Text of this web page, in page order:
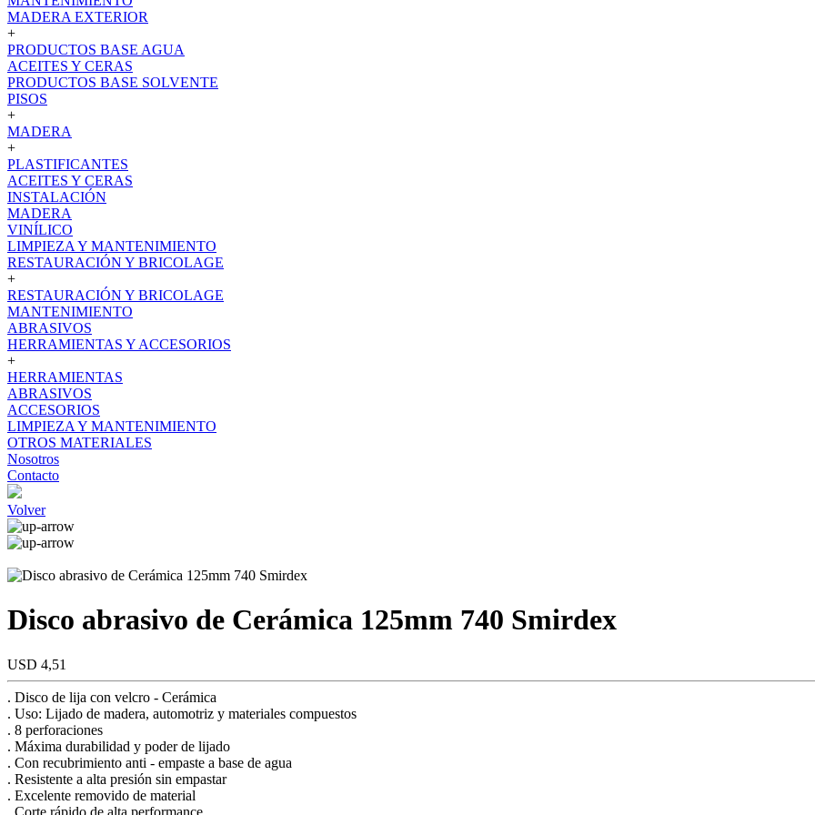
MADERA EXTERIOR
+
PRODUCTOS BASE AGUA
ACEITES Y CERAS
PRODUCTOS BASE SOLVENTE
PISOS
+
MADERA
+
PLASTIFICANTES
ACEITES Y CERAS
INSTALACIÓN
MADERA
VINÍLICO
LIMPIEZA Y MANTENIMIENTO
RESTAURACIÓN Y BRICOLAGE
+
RESTAURACIÓN Y BRICOLAGE
MANTENIMIENTO
ABRASIVOS
HERRAMIENTAS Y ACCESORIOS
+
HERRAMIENTAS
ABRASIVOS
ACCESORIOS
LIMPIEZA Y MANTENIMIENTO
OTROS MATERIALES
Nosotros
Contacto
Volver
Disco abrasivo de Cerámica 125mm 740 Smirdex
USD 4,51
. Disco de lija con velcro - Cerámica
. Uso: Lijado de madera, automotriz y materiales compuestos
. 8 perforaciones
. Máxima durabilidad y poder de lijado
. Con recubrimiento anti - empaste a base de agua
. Resistente a alta presión sin empastar
. Excelente removido de material
. Corte rápido de alta performance